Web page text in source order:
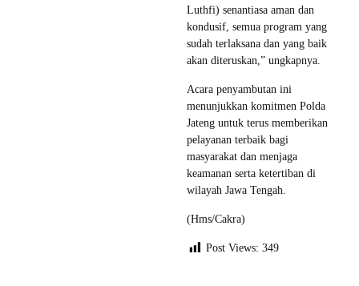
Luthfi) senantiasa aman dan
kondusif, semua program yang
sudah terlaksana dan yang baik
akan diteruskan,” ungkapnya.
Acara penyambutan ini
menunjukkan komitmen Polda
Jateng untuk terus memberikan
pelayanan terbaik bagi
masyarakat dan menjaga
keamanan serta ketertiban di
wilayah Jawa Tengah.
(Hms/Cakra)
Post Views: 349